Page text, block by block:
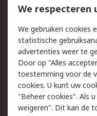
Bestellen
Track & Trace
Wettelijk
Cookiebeleid
Privacybeleid
Algemene
We respecteren
We gebruiken cookies
statistische
advertenties weer te
Door op "Alles
toestemming voor de
cookies. U kunt uw
"Beheer cookies". Als
weigeren". Dit kan de